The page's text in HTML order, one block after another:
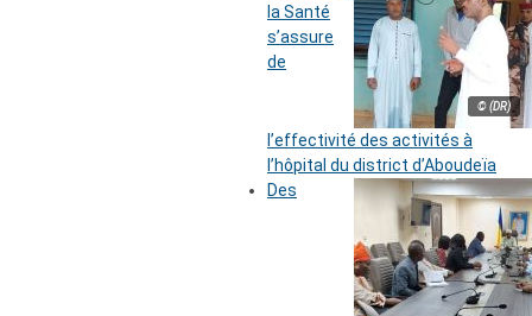
© (DR)
la Santé
s’assure
de
l’effectivité des activités à
l’hôpital du district d’Aboudeïa
Des